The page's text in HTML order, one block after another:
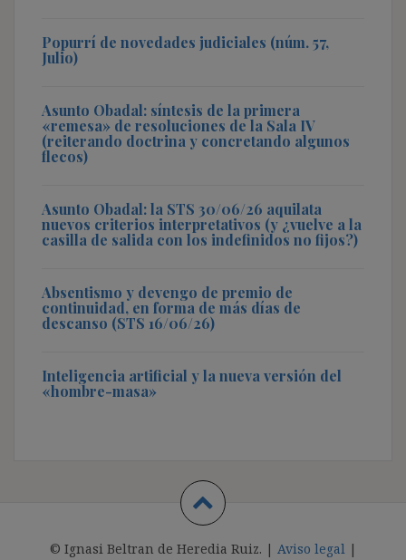
Popurrí de novedades judiciales (núm. 57,
Julio)
Asunto Obadal: síntesis de la primera
«remesa» de resoluciones de la Sala IV
(reiterando doctrina y concretando algunos
flecos)
Asunto Obadal: la STS 30/06/26 aquilata
nuevos criterios interpretativos (y ¿vuelve a la
casilla de salida con los indefinidos no fijos?)
Absentismo y devengo de premio de
continuidad, en forma de más días de
descanso (STS 16/06/26)
Inteligencia artificial y la nueva versión del
«hombre-masa»
© Ignasi Beltran de Heredia Ruiz. | Aviso legal |